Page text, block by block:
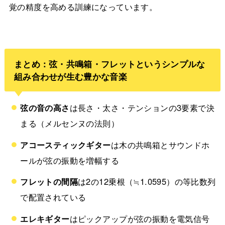
覚の精度を高める訓練になっています。
まとめ：弦・共鳴箱・フレットというシンプルな
組み合わせが生む豊かな音楽
弦の音の高さは長さ・太さ・テンションの3要素で決
まる（メルセンヌの法則）
アコースティックギターは木の共鳴箱とサウンドホ
ールが弦の振動を増幅する
フレットの間隔は2の12乗根（≒1.0595）の等比数列
で配置されている
エレキギターはピックアップが弦の振動を電気信号